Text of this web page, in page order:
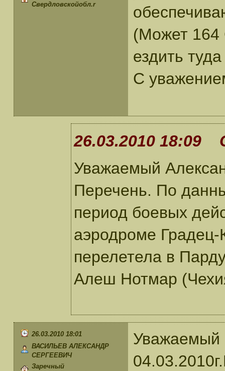
Свердловскойобл.r
(Может 164
ездить
С
26.03.2010 18:09
Уважаемый
Перечень. По
период боевых
аэродроме Градец-
перелетела в
Алеш Нотмар
26.03.2010 18:01
ВАСИЛЬЕВ АЛЕКСАНДР
СЕРГЕЕВИЧ
Заречный
Уважаемый